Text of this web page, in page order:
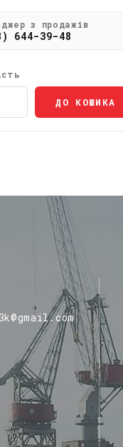
з продажів
644-39-48
ДО КОШИКА